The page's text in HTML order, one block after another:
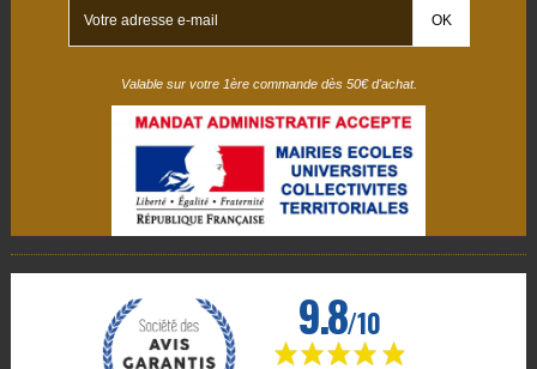
(3 avis)
Valable sur votre 1ère commande dès 50€ d'achat.